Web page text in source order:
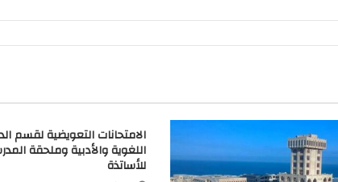
الامتحانات التعويضية لقسم
اللغوية والأدبية وملحقة
للأساتذة